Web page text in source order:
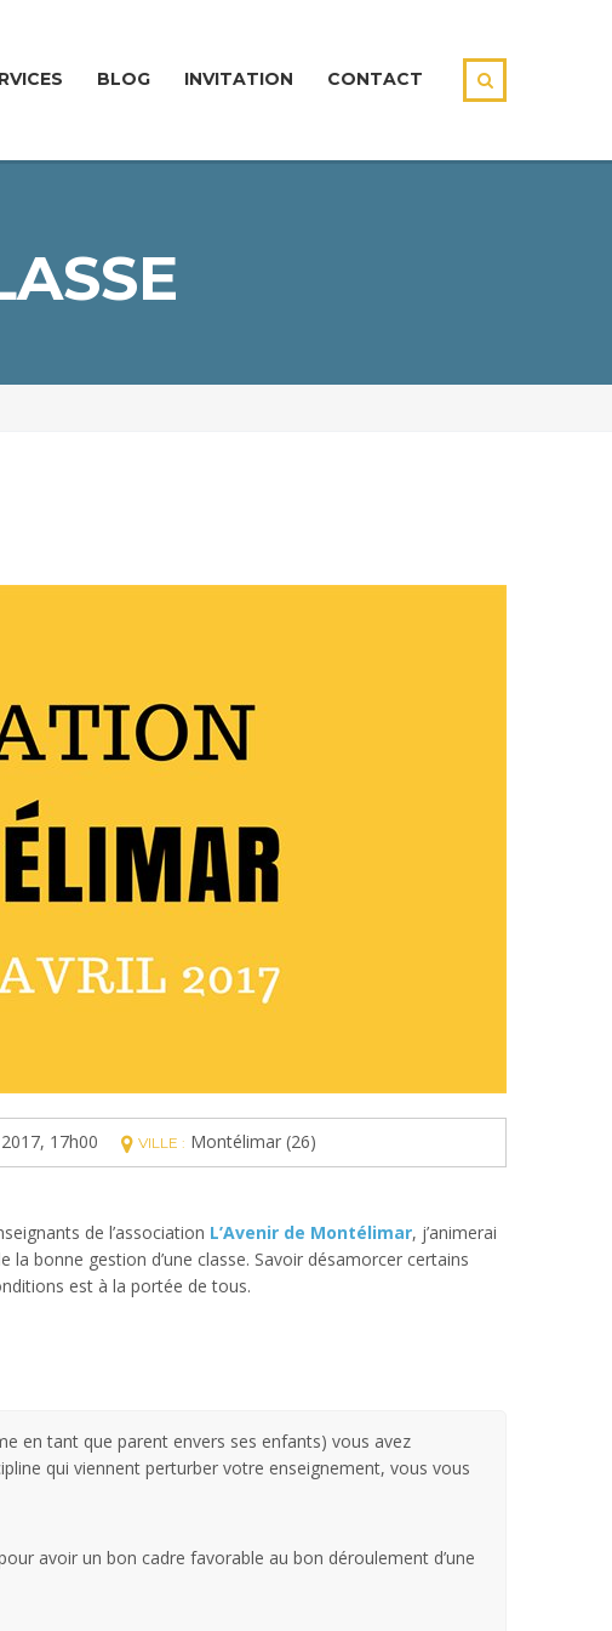
BLOG INVITATION CONTACT
17h00 VILLE : Montélimar (26)
de l’association L’Avenir de Montélimar, j’animerai
bonne gestion d’une classe. Savoir désamorcer certains
est à la portée de tous.
en tant que parent envers ses enfants) vous avez
qui viennent perturber votre enseignement, vous vous
avoir un bon cadre favorable au bon déroulement d’une